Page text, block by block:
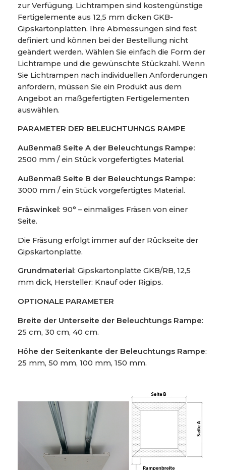
zur Verfügung. Lichtrampen sind kostengünstige
Fertigelemente aus 12,5 mm dicken GKB-
Gipskartonplatten. Ihre Abmessungen sind fest
definiert und können bei der Bestellung nicht
geändert werden. Wählen Sie einfach die Form der
Lichtrampe und die gewünschte Stückzahl. Wenn
Sie Lichtrampen nach individuellen Anforderungen
anfordern, müssen Sie ein Produkt aus dem
Angebot an maßgefertigten Fertigelementen
auswählen.
PARAMETER DER BELEUCHTUHNGS RAMPE
Außenmaß Seite A der Beleuchtungs Rampe:
2500 mm / ein Stück vorgefertigtes Material.
Außenmaß Seite B der Beleuchtungs Rampe:
3000 mm / ein Stück vorgefertigtes Material.
Fräswinkel: 90° – einmaliges Fräsen von einer
Seite.
Die Fräsung erfolgt immer auf der Rückseite der
Gipskartonplatte.
Grundmaterial: Gipskartonplatte GKB/RB, 12,5
mm dick, Hersteller: Knauf oder Rigips.
OPTIONALE PARAMETER
Breite der Unterseite der Beleuchtungs Rampe:
25 cm, 30 cm, 40 cm.
Höhe der Seitenkante der Beleuchtungs Rampe:
25 mm, 50 mm, 100 mm, 150 mm.